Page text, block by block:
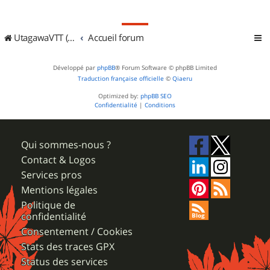
UtagawaVTT (Randos VTT et VTTAE avec traces GPS) Accueil forum
Développé par phpBB® Forum Software © phpBB Limited
Traduction française officielle © Qiaeru
Optimized by: phpBB SEO
Confidentialité | Conditions
Qui sommes-nous ?
Contact & Logos
Services pros
Mentions légales
Politique de
confidentialité
Consentement / Cookies
Stats des traces GPX
Status des services